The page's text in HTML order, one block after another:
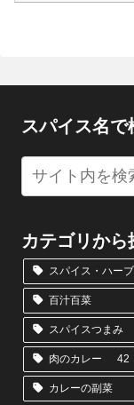
スパイス名で
カテゴリから
スパイス・ハー
百汁百菜
スパイスつまみ
肉のカレー 42
カレーの副菜